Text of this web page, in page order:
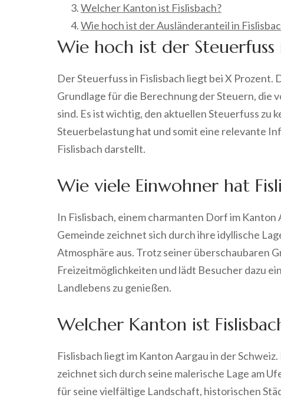
Welcher Kanton ist Fislisbach?
Wie hoch ist der Ausländeranteil in
Wie hoch ist der Steuerfuss
Der Steuerfuss in Fislisbach liegt bei X
Grundlage für die Berechnung der Steuern, die
sind. Es ist wichtig, den aktuellen Steuerfuss zu
Steuerbelastung hat und somit eine relevante
Fislisbach darstellt.
Wie viele Einwohner hat
In Fislisbach, einem charmanten Dorf im
Gemeinde zeichnet sich durch ihre idyllische
Atmosphäre aus. Trotz seiner überschaubaren
Freizeitmöglichkeiten und lädt Besucher dazu
Landlebens zu genießen.
Welcher Kanton ist
Fislisbach liegt im Kanton Aargau in der
zeichnet sich durch seine malerische Lage am
für seine vielfältige Landschaft, historischen